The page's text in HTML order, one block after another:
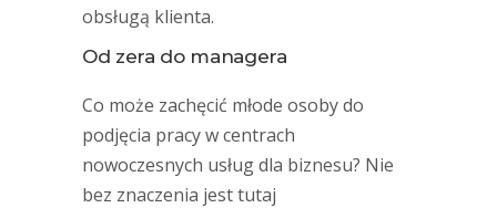
obsługą klienta.
Od zera do managera
Co może zachęcić młode osoby do
podjęcia pracy w centrach
nowoczesnych usług dla biznesu? Nie
bez znaczenia jest tutaj